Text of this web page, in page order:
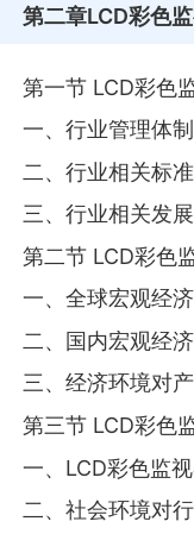
第二章LCD彩色
第一节 LCD彩色
一、行业管理体制
二、行业相关标准
三、行业相关发
第二节 LCD彩色
一、全球宏观经
二、国内宏观经
三、经济环境对
第三节 LCD彩色
一、LCD彩色监
二、社会环境对